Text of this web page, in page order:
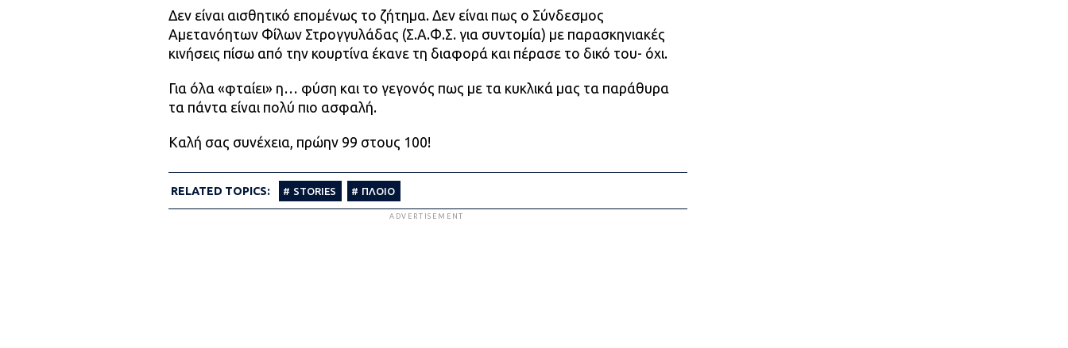
Δεν είναι αισθητικό επομένως το ζήτημα. Δεν είναι πως ο Σύνδεσμος
Αμετανόητων Φίλων Στρογγυλάδας (Σ.Α.Φ.Σ. για συντομία) με παρασκηνιακές
κινήσεις πίσω από την κουρτίνα έκανε τη διαφορά και πέρασε το δικό του- όχι.
Για όλα «φταίει» η… φύση και το γεγονός πως με τα κυκλικά μας τα παράθυρα
τα πάντα είναι πολύ πιο ασφαλή.
Καλή σας συνέχεια, πρώην 99 στους 100!
RELATED TOPICS: STORIES ΠΛΟΙΟ
ADVERTISEMENT